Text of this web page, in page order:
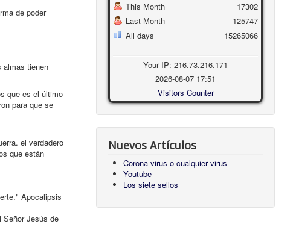
de poder
almas tienen
que es el último
para que se
el verdadero
que están
Apocalipsis
Señor Jesús de
This Month
Last Month
All days
17302
125747
15265066
Your IP: 216.73.216.171
2026-08-07 17:51
Visitors Counter
Nuevos Artículos
Corona virus o cualquier virus
Youtube
Los siete sellos